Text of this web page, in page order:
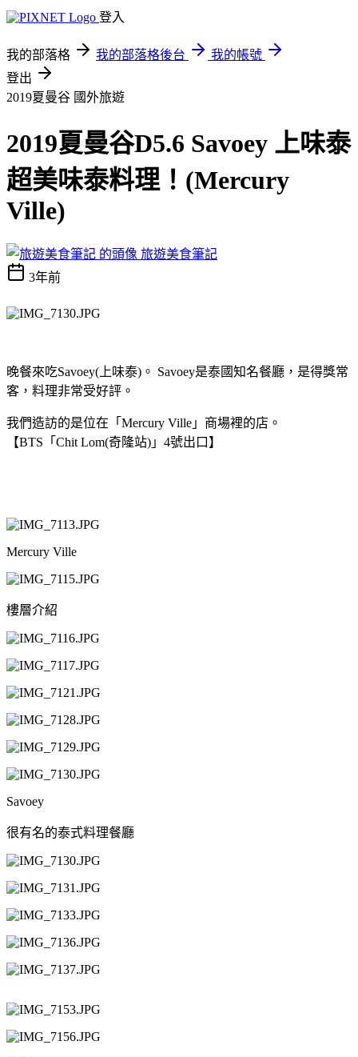
登入
我的部落格 我的部落格後台
我的帳號
登出
2019夏曼谷 國外旅遊
2019夏曼谷D5.6 Savoey 上味泰
超美味泰料理！(Mercury
Ville)
旅遊美食筆記
3年前
晚餐來吃Savoey(上味泰)。 Savoey是泰國知名餐廳，是得獎常
客，料理非常受好評。
我們造訪的是位在「Mercury Ville」商場裡的店。
【BTS「Chit Lom(奇隆站)」4號出口】
Mercury Ville
樓層介紹
Savoey
很有名的泰式料理餐廳